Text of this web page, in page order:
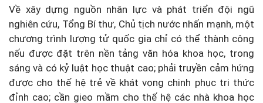
Về xây dựng nguồn nhân lực và phát triển đội ngũ
nghiên cứu, Tổng Bí thư, Chủ tịch nước nhấn mạnh, một
chương trình lượng tử quốc gia chỉ có thể thành công
nếu được đặt trên nền tảng văn hóa khoa học, trong
sáng và có kỷ luật học thuật cao; phải truyền cảm hứng
được cho thế hệ trẻ về khát vọng chinh phục tri thức
đỉnh cao; cần gieo mầm cho thế hệ các nhà khoa học